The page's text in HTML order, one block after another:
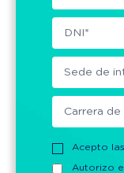
Acepto las
Autorizo